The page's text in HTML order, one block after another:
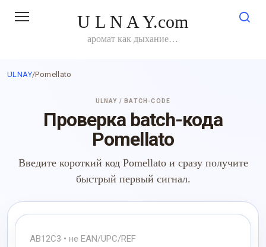
U L N A Y.com
аромат как дыхание…
ULNAY/Pomellato
ULNAY / BATCH-CODE
Проверка batch-кода
Pomellato
Введите короткий код Pomellato и сразу получите
быстрый первый сигнал.